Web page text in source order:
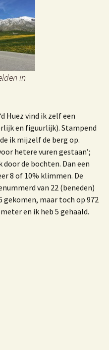
in
Huez vind ik zelf een
en figuurlijk). Stampend
ik mijzelf de berg op.
hetere vuren gestaan’;
de bochten. Dan een
8 of 10% klimmen. De
van 22 (beneden)
gekomen, maar toch op 972
en ik heb 5 gehaald.